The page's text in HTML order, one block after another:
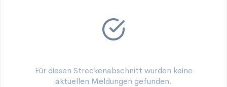
Für diesen Streckenabschnitt wurden keine
aktuellen Meldungen gefunden.